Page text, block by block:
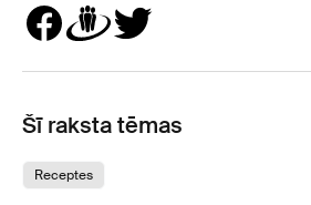
Šī raksta tēmas
Receptes